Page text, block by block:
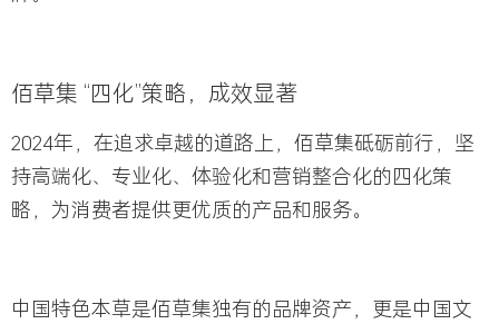
佰草集 “四化”策略，成效显著
2024年，在追求卓越的道路上，佰草集砥砺前行， 坚
持高端化、专业化、体验化和营销整合化的四化策
略，为消费者提供更优质的产品和服务。
中国特色本草是佰草集独有的品牌资产，更是中国文